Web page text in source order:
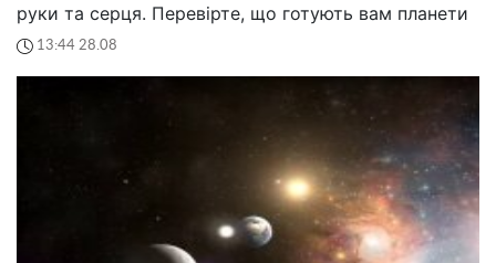
руки та серця. Перевірте, що готують вам планети
13:44 28.08